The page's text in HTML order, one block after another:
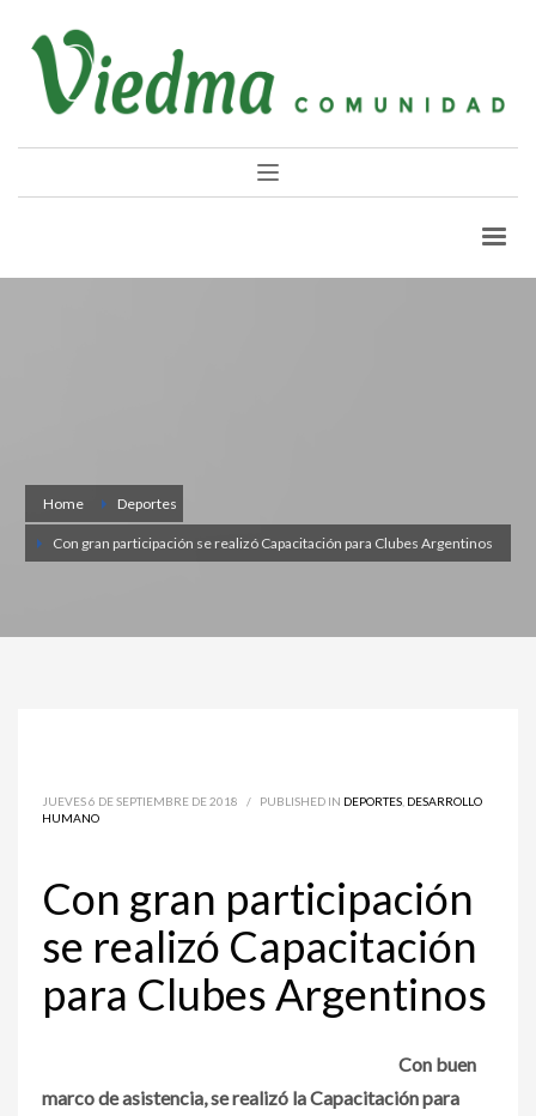
Home Deportes
Con gran participación se realizó Capacitación para Clubes Argentinos
JUEVES 6 DE SEPTIEMBRE DE 2018 / PUBLISHED IN DEPORTES DESARROLLO
HUMANO
Con gran participación
se realizó Capacitación
para Clubes Argentinos
Con buen
marco de asistencia, se realizó la Capacitación para